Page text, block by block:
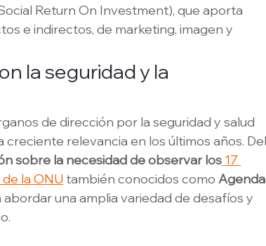
Return On Investment), que aporta
e indirectos, de marketing, imagen y
la seguridad y la
de dirección por la seguridad y salud
relevancia en los últimos años.
sobre la necesidad de observar los 17
la ONU también conocidos como
una amplia variedad de desafíos y